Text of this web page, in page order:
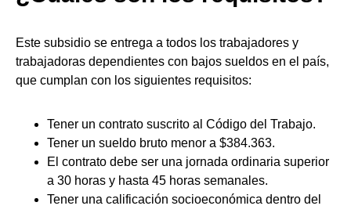
Este subsidio se entrega a todos los trabajadores y
trabajadoras dependientes con bajos sueldos en el país,
que cumplan con los siguientes requisitos:
Tener un contrato suscrito al Código del Trabajo.
Tener un sueldo bruto menor a $384.363.
El contrato debe ser una jornada ordinaria superior
a 30 horas y hasta 45 horas semanales.
Tener una calificación socioeconómica dentro del